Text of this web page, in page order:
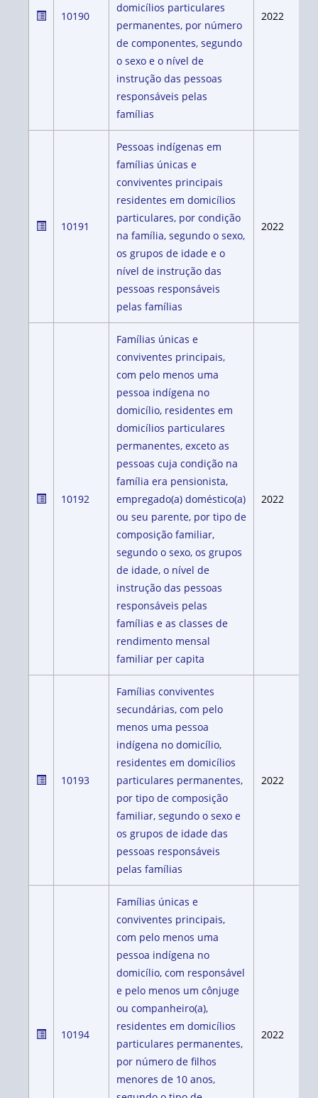
10190
domicílios particulares
permanentes, por número
de componentes, segundo
o sexo e o nível de
instrução das pessoas
responsáveis pelas
famílias
2022
10191
Pessoas indígenas em
famílias únicas e
conviventes principais
residentes em domicílios
particulares, por condição
na família, segundo o sexo,
os grupos de idade e o
nível de instrução das
pessoas responsáveis
pelas famílias
2022
10192
Famílias únicas e
conviventes principais,
com pelo menos uma
pessoa indígena no
domicílio, residentes em
domicílios particulares
permanentes, exceto as
pessoas cuja condição na
família era pensionista,
empregado(a) doméstico(a)
ou seu parente, por tipo de
composição familiar,
segundo o sexo, os grupos
de idade, o nível de
instrução das pessoas
responsáveis pelas
famílias e as classes de
rendimento mensal
familiar per capita
2022
10193
Famílias conviventes
secundárias, com pelo
menos uma pessoa
indígena no domicílio,
residentes em domicílios
particulares permanentes,
por tipo de composição
familiar, segundo o sexo e
os grupos de idade das
pessoas responsáveis
pelas famílias
2022
10194
Famílias únicas e
conviventes principais,
com pelo menos uma
pessoa indígena no
domicílio, com responsável
e pelo menos um cônjuge
ou companheiro(a),
residentes em domicílios
particulares permanentes,
por número de filhos
menores de 10 anos,
2022